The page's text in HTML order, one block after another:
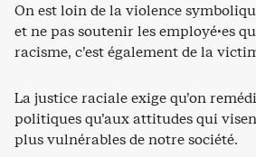
On est loin de la violence
et ne pas soutenir les employé·es
racisme, c’est également de la
La justice raciale exige qu’on
politiques qu’aux attitudes qui
plus vulnérables de notre société.